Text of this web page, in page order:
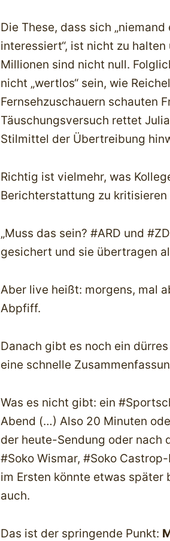
Die These, dass sich
interessiert“, ist nicht zu
Millionen sind nicht null.
nicht „wertlos“ sein, wie
Fernsehzuschauern schauten
Täuschungsversuch rettet
Stilmittel der Übertreibung
Richtig ist vielmehr, was
Berichterstattung zu
„Muss das sein? #ARD und
gesichert und sie übertragen
Aber live heißt: morgens, mal
Abpfiff.
Danach gibt es noch ein
eine schnelle
Was es nicht gibt: ein
Abend (…) Also 20 Minuten
der heute-Sendung oder nach
#Soko Wismar, #Soko
im Ersten könnte etwas später
auch.
Das ist der springende Punkt: